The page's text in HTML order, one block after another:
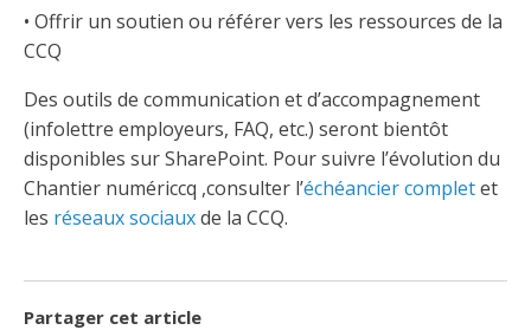
Inondations
Sinistre
Lois et règlements
Condamnations pour exercice illégal
Partenariats
Avantages et privilèges pour les membres
Le programme d'épargne collectif des fonds
d'investissement CORMEL | SÉCURE
H-Q, Telus et autres partenaires
Demande de validation d’un dispensateur
Demande de reconnaissance d’une formation
• Offrir un soutien ou référer vers les ressources de la
CCQ
Des outils de communication et d’accompagnement
(infolettre employeurs, FAQ, etc.) seront bientôt
disponibles sur SharePoint. Pour suivre l’évolution du
Chantier numériccq ,consulter l’échéancier completet
les réseaux sociauxde la CCQ.
Partager cet article